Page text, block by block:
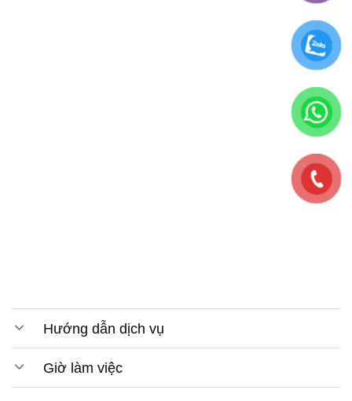
Hướng dẫn dịch vụ
Giờ làm việc